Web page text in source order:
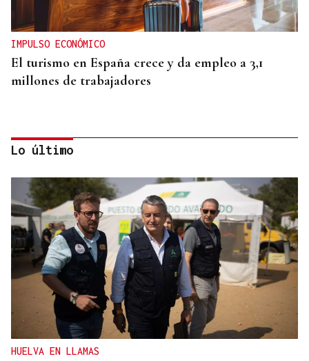
IMPULSO ECONÓMICO
El turismo en España crece y da empleo a 3,1
millones de trabajadores
DATOS DEL INE
Gráfico | La compraventa de viviendas
experimentó su mejor junio en 19 años
Lo último
HUELVA EN LLAMAS